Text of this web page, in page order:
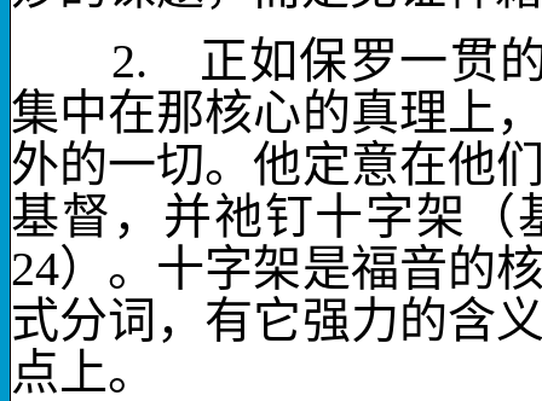
2. 正如保罗一贯
集中在那核心的真理上
外的一切。他定意在他
基督，并祂钉十字架
24）。十字架是福音的
式分词，有它强力的含
点上。